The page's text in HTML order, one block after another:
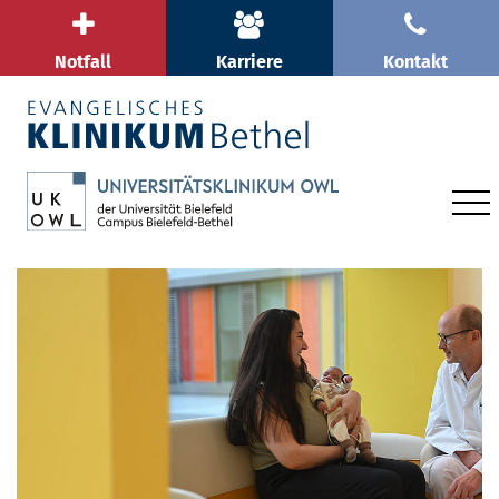
Notfall Karriere Kontakt